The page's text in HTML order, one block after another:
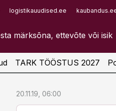
logistikauudised.ee
Infopank
TARK TÖÖSTUS 2027
20.11.19, 06:00